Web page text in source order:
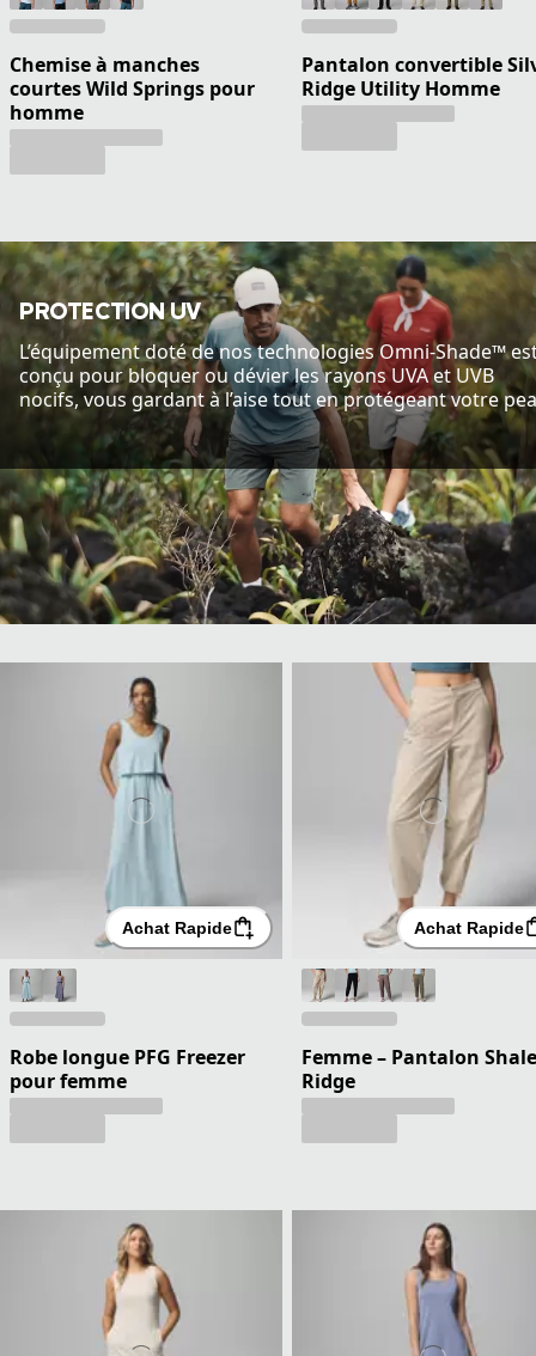
Chemise à manches
courtes Wild Springs pour
homme
Pantalon convertible
Ridge Utility Homme
PROTECTION UV
L’équipement doté de nos technologies Omni-Shade™
conçu pour bloquer ou dévier les rayons UVA et UVB
nocifs, vous gardant à l’aise tout en protégeant votre
Achat Rapide
Robe longue PFG Freezer
pour femme
Achat Rapide
Femme – Pantalon Shale
Ridge